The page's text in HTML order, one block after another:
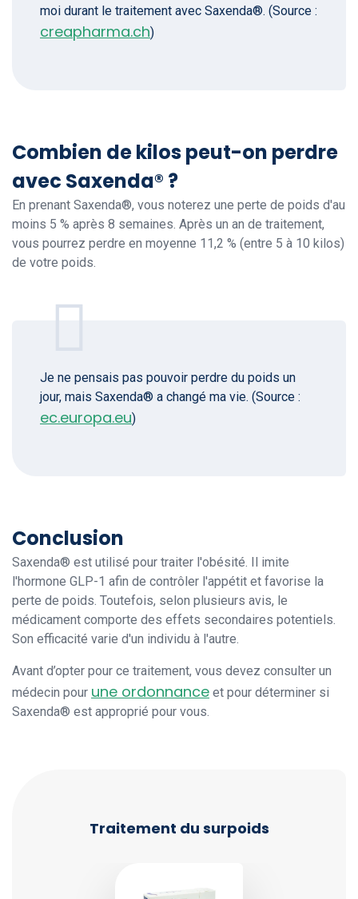
moi durant le traitement avec Saxenda®. (Source :
creapharma.ch)
Combien de kilos peut-on perdre
avec Saxenda® ?
En prenant Saxenda®, vous noterez une perte de poids d'au
moins 5 % après 8 semaines. Après un an de traitement,
vous pourrez perdre en moyenne 11,2 % (entre 5 à 10 kilos)
de votre poids.
Je ne pensais pas pouvoir perdre du poids un
jour, mais Saxenda® a changé ma vie. (Source :
ec.europa.eu)
Conclusion
Saxenda® est utilisé pour traiter l'obésité. Il imite
l'hormone GLP-1 afin de contrôler l'appétit et favorise la
perte de poids. Toutefois, selon plusieurs avis, le
médicament comporte des effets secondaires potentiels.
Son efficacité varie d'un individu à l'autre.
Avant d’opter pour ce traitement, vous devez consulter un
médecin pour une ordonnance et pour déterminer si
Saxenda® est approprié pour vous.
Traitement du surpoids